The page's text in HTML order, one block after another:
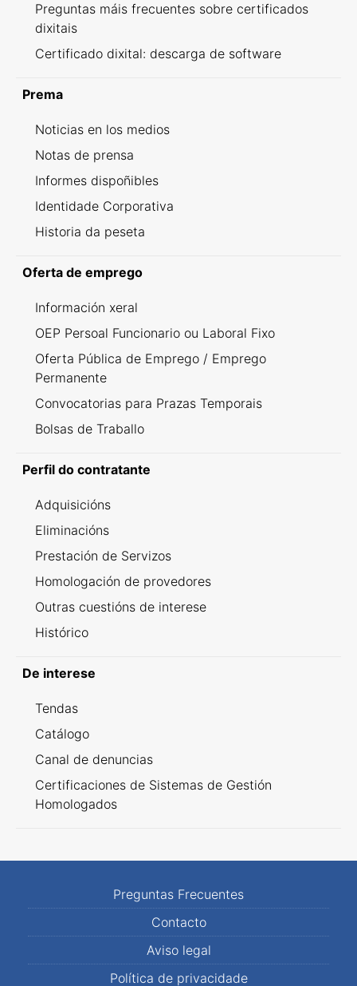
Preguntas máis frecuentes sobre certificados
dixitais
Certificado dixital: descarga de software
Prema
Noticias en los medios
Notas de prensa
Informes dispoñibles
Identidade Corporativa
Historia da peseta
Oferta de emprego
Información xeral
OEP Persoal Funcionario ou Laboral Fixo
Oferta Pública de Emprego / Emprego
Permanente
Convocatorias para Prazas Temporais
Bolsas de Traballo
Perfil do contratante
Adquisicións
Eliminacións
Prestación de Servizos
Homologación de provedores
Outras cuestións de interese
Histórico
De interese
Tendas
Catálogo
Canal de denuncias
Certificaciones de Sistemas de Gestión
Homologados
Preguntas Frecuentes
Contacto
Aviso legal
Política de privacidade